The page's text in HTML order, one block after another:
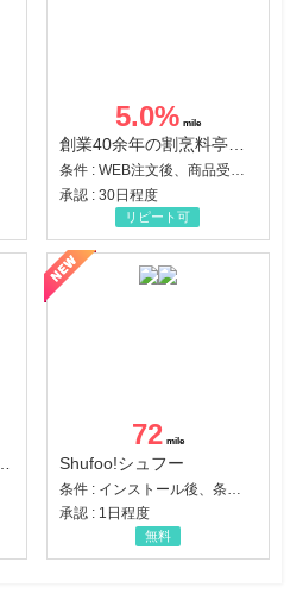
5.0%
創業40余年の割烹料亭千賀監修【おせちの千賀屋】おもてなし参道本店
条件 : WEB注文後、商品受け取り+入金確認時点
承認 : 30日程度
リピート可
72
Shufoo!シュフー
承認 : 1日程度
無料